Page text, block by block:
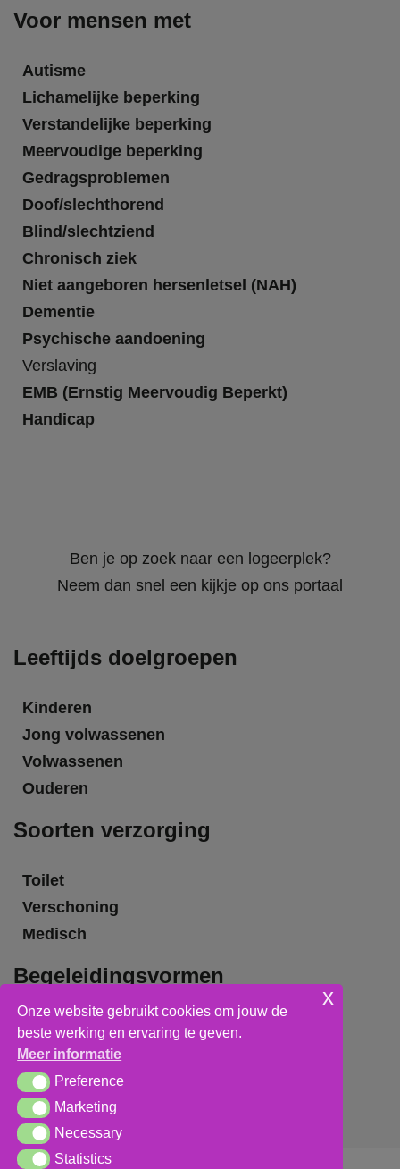
Voor mensen met
Autisme
Lichamelijke beperking
Verstandelijke beperking
Meervoudige beperking
Gedragsproblemen
Doof/slechthorend
Blind/slechtziend
Chronisch ziek
Niet aangeboren hersenletsel (NAH)
Dementie
Psychische aandoening
Verslaving
EMB (Ernstig Meervoudig Beperkt)
Handicap
Ben je op zoek naar een logeerplek?
Neem dan snel een kijkje op ons portaal
Leeftijds doelgroepen
Kinderen
Jong volwassenen
Volwassenen
Ouderen
Soorten verzorging
Toilet
Verschoning
Medisch
Begeleidingsvormen
Grote groepsbegeleiding
Kleine groepsbegeleiding
Individuele begeleiding
Onze website gebruikt cookies om jouw de
beste werking en ervaring te geven.
Meer informatie
PreferencePreference
MarketingMarketing
NecessaryNecessary
StatisticsStatistics
x